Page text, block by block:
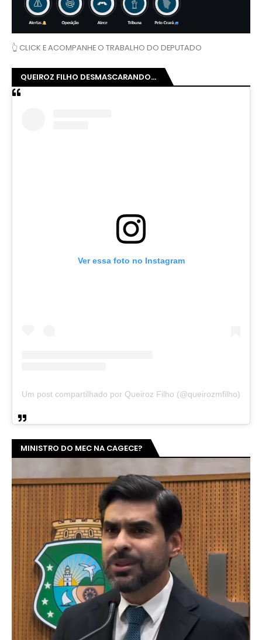
👆 CLICK E ACOMPANHE O TRABALHO DO DEPUTADO
QUEIROZ FILHO DESMASCARANDO...
Ver essa foto no Instagram
Um post compartilhado por Queiroz Filho (@queirozmfilho)
MINISTRO DO MEC NA CAGECE?